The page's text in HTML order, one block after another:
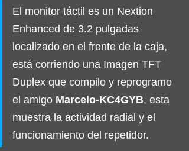
El monitor táctil es un Nextion
Enhanced de 3.2 pulgadas
localizado en el frente de la caja,
está corriendo una Imagen TFT
Duplex que compilo y reprogramo
el amigo Marcelo-KC4GYB, esta
muestra la actividad radial y el
funcionamiento del repetidor.